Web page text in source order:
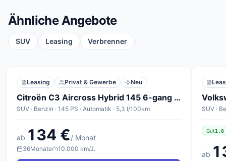
Ähnliche Angebote
SUV Leasing Verbrenner
Leasing Privat & Gewerbe Neu
Citroën C3 Aircross Hybrid 145 6-gang PLUS
SUV · Benzin · 145 PS · Automatik · 5,3 l/100km
ab 134 €/ Monat
36Monate 10.000 km/J.
SUV ·
Gut1,8
ab